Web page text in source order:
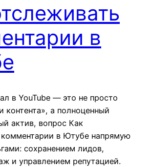
в
в YouTube — это не просто
контента», а полноценный
актив, вопрос Как
комментарии в Ютубе напрямую
сохранением лидов,
и управлением репутацией.